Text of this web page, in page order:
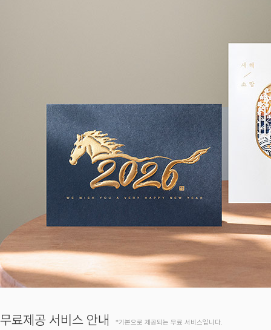
무료제공 서비스 안내 *기본으로 제공되는 무료 서비스입니다.